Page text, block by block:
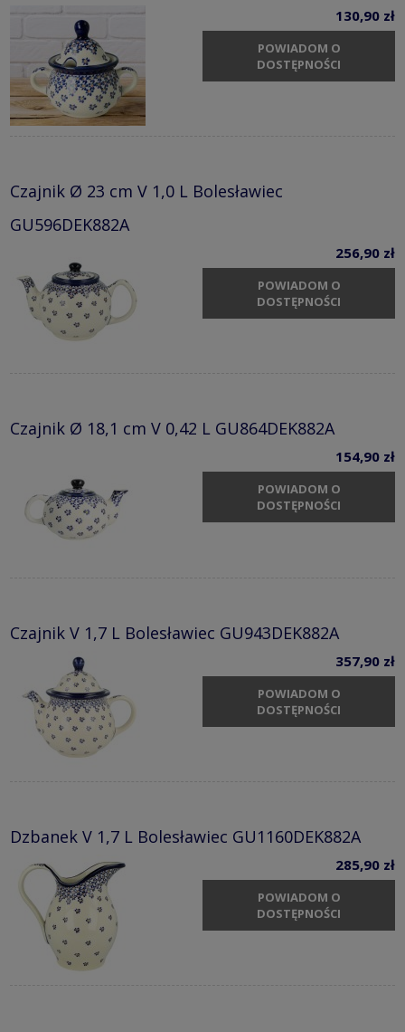
130,90 zł
POWIADOM O
DOSTĘPNOŚCI
Czajnik Ø 23 cm V 1,0 L Bolesławiec
GU596DEK882A
256,90 zł
POWIADOM O
DOSTĘPNOŚCI
Czajnik Ø 18,1 cm V 0,42 L GU864DEK882A
154,90 zł
POWIADOM O
DOSTĘPNOŚCI
Czajnik V 1,7 L Bolesławiec GU943DEK882A
357,90 zł
POWIADOM O
DOSTĘPNOŚCI
Dzbanek V 1,7 L Bolesławiec GU1160DEK882A
285,90 zł
POWIADOM O
DOSTĘPNOŚCI